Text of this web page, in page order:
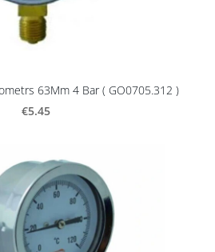
63Mm 4 Bar ( GO0705.312 )
€5.45